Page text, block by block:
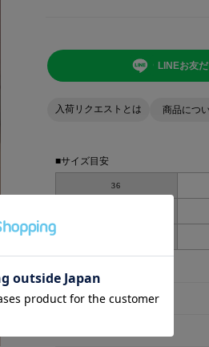
LINEお友
入荷リクエストとは 商品につ
■サイズ目安
36
■サイズ詳細